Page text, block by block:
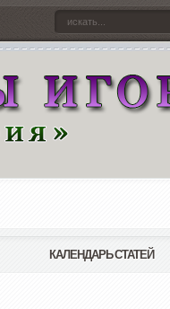
КАЛЕНДАРЬ СТАТЕЙ